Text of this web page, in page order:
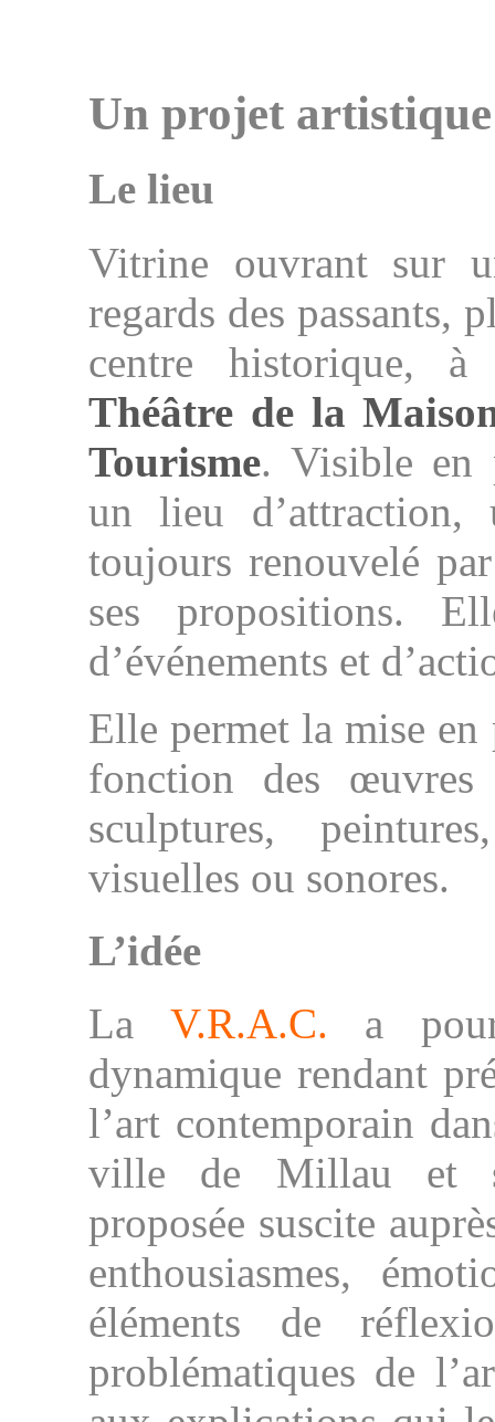
Un projet
Le lieu
Vitrine ouvrant sur
regards des passants,
centre historique,
Théâtre de la
Tourisme. Visible en
un lieu d’attraction,
toujours renouvelé
ses propositions.
d’événements et
Elle permet la mise
fonction des
sculptures,
visuelles ou sonores.
L’idée
La V.R.A.C. a
dynamique rendant
l’art contemporain
ville de Millau et
proposée suscite
enthousiasmes,
éléments de
problématiques de